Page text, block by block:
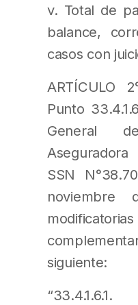
v. Total de
balance,
casos con
ARTÍCULO
Punto
General
SSN
siguiente: